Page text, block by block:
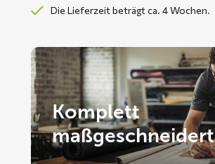
Die Lieferzeit beträgt ca. 4 Wochen.
Komplett
maßgeschneidert